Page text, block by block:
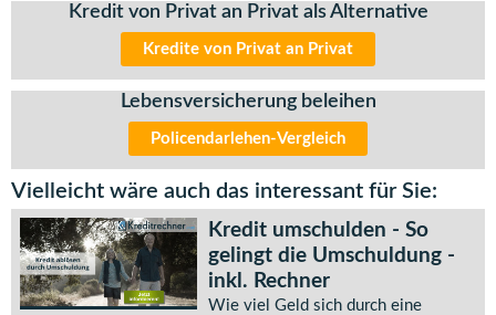
Kredit von Privat an Privat als Alternative
Kredite von Privat an Privat
Lebensversicherung beleihen
Policendarlehen-Vergleich
Vielleicht wäre auch das interessant für Sie:
Kredit umschulden - So
gelingt die Umschuldung -
inkl. Rechner
Wie viel Geld sich durch eine